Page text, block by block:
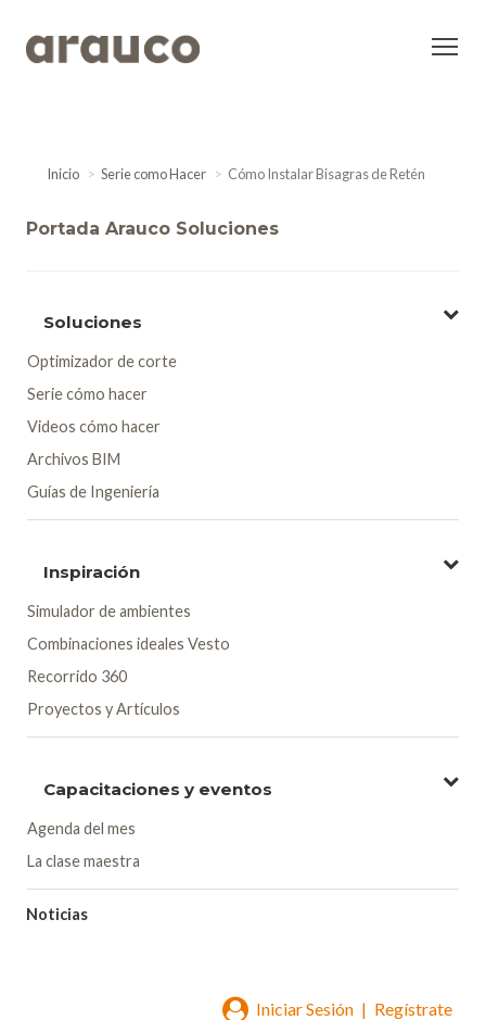
Inicio Serie como Hacer Cómo Instalar Bisagras de Retén
Portada Arauco Soluciones
Soluciones
Optimizador de corte
Serie cómo hacer
Videos cómo hacer
Archivos BIM
Guías de Ingeniería
Inspiración
Simulador de ambientes
Combinaciones ideales Vesto
Recorrido 360
Proyectos y Artículos
Capacitaciones y eventos
Agenda del mes
La clase maestra
Noticias
Iniciar Sesión | Regístrate